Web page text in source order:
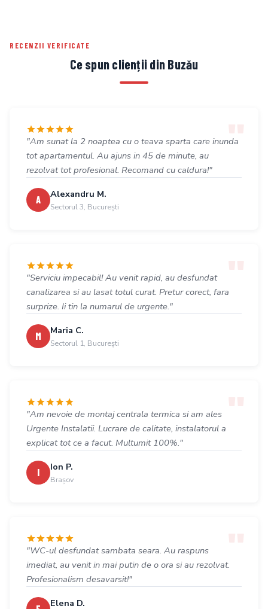
RECENZII VERIFICATE
Ce spun clienții din Buzău
"Am sunat la 2 noaptea cu o teava sparta care inunda
tot apartamentul. Au ajuns in 45 de minute, au
rezolvat tot profesional. Recomand cu caldura!"
A Alexandru M.
Sectorul 3, București
"Serviciu impecabil! Au venit rapid, au desfundat
canalizarea si au lasat totul curat. Pretur corect, fara
surprize. Ii tin la numarul de urgente."
M Maria C.
Sectorul 1, București
"Am nevoie de montaj centrala termica si am ales
Urgente Instalatii. Lucrare de calitate, instalatorul a
explicat tot ce a facut. Multumit 100%."
I Ion P.
Brașov
"WC-ul desfundat sambata seara. Au raspuns
imediat, au venit in mai putin de o ora si au rezolvat.
Profesionalism desavarsit!"
Elena D.